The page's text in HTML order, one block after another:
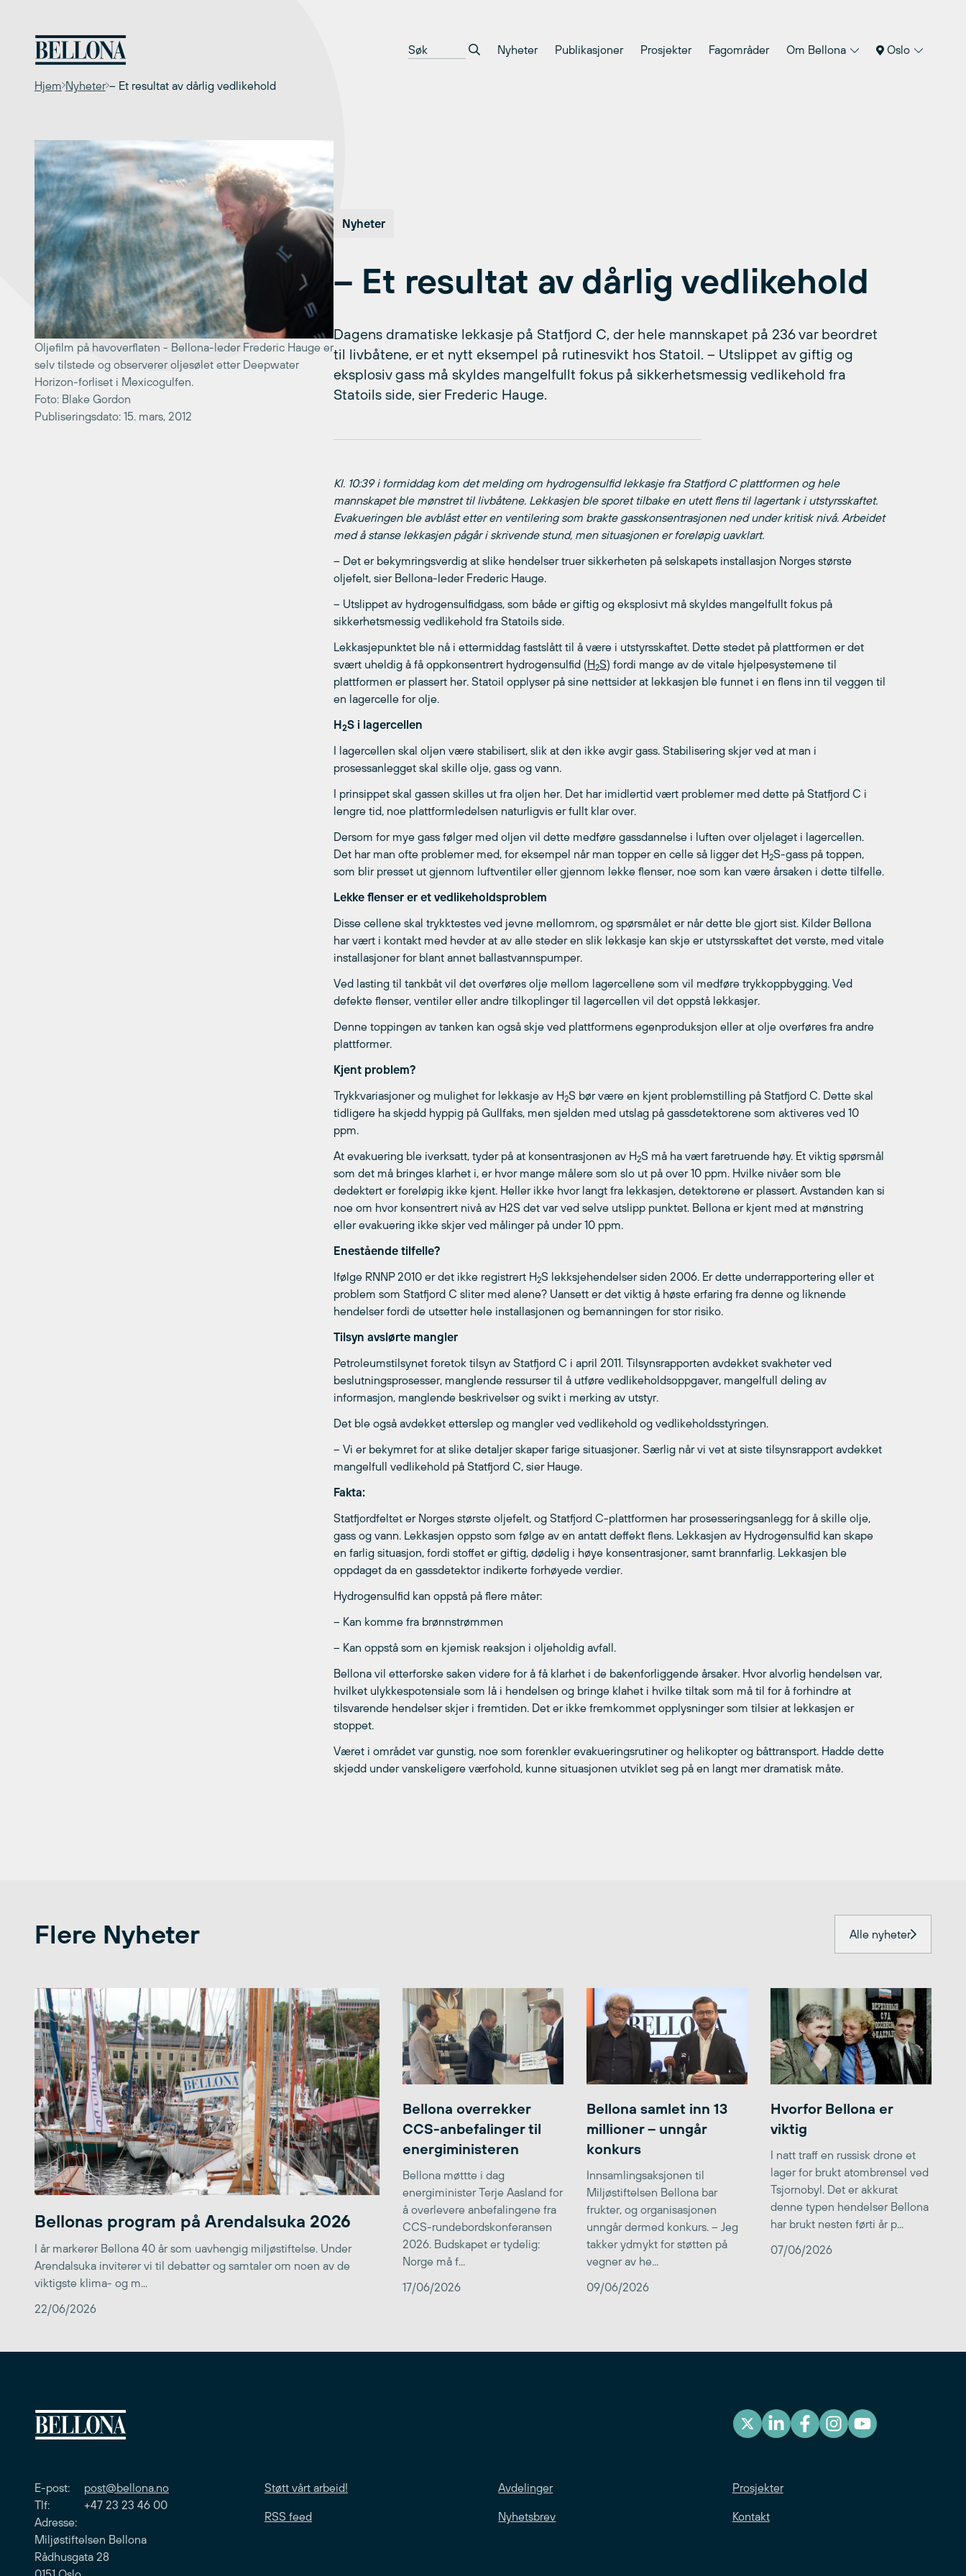
innhold
Nyheter Publikasjoner Prosjekter Fagområder Om Bellona Oslo
Hjem Nyheter – Et resultat av dårlig vedlikehold
Oljefilm på havoverflaten - Bellona-leder Frederic Hauge er
selv tilstede og observerer oljesølet etter Deepwater
Horizon-forliset i Mexicogulfen.
Foto: Blake Gordon
Publiseringsdato: 15. mars, 2012
Nyheter
– Et resultat av dårlig vedlikehold
Dagens dramatiske lekkasje på Statfjord C, der hele mannskapet på 236 var beordret
til livbåtene, er et nytt eksempel på rutinesvikt hos Statoil. – Utslippet av giftig og
eksplosiv gass må skyldes mangelfullt fokus på sikkerhetsmessig vedlikehold fra
Statoils side, sier Frederic Hauge.
Kl. 10:39 i formiddag kom det melding om hydrogensulfid lekkasje fra Statfjord C plattformen og hele
mannskapet ble mønstret til livbåtene. Lekkasjen ble sporet tilbake en utett flens til lagertank i utstyrsskaftet.
Evakueringen ble avblåst etter en ventilering som brakte gasskonsentrasjonen ned under kritisk nivå. Arbeidet
med å stanse lekkasjen pågår i skrivende stund, men situasjonen er foreløpig uavklart.
– Det er bekymringsverdig at slike hendelser truer sikkerheten på selskapets installasjon Norges største
oljefelt, sier Bellona-leder Frederic Hauge.
– Utslippet av hydrogensulfidgass, som både er giftig og eksplosivt må skyldes mangelfullt fokus på
sikkerhetsmessig vedlikehold fra Statoils side.
Lekkasjepunktet ble nå i ettermiddag fastslått til å være i utstyrsskaftet. Dette stedet på plattformen er det
svært uheldig å få oppkonsentrert hydrogensulfid (H2S) fordi mange av de vitale hjelpesystemene til
plattformen er plassert her. Statoil opplyser på sine nettsider at lekkasjen ble funnet i en flens inn til veggen til
en lagercelle for olje.
H2S i lagercellen
I lagercellen skal oljen være stabilisert, slik at den ikke avgir gass. Stabilisering skjer ved at man i
prosessanlegget skal skille olje, gass og vann.
I prinsippet skal gassen skilles ut fra oljen her. Det har imidlertid vært problemer med dette på Statfjord C i
lengre tid, noe plattformledelsen naturligvis er fullt klar over.
Dersom for mye gass følger med oljen vil dette medføre gassdannelse i luften over oljelaget i lagercellen.
Det har man ofte problemer med, for eksempel når man topper en celle så ligger det H2S-gass på toppen,
som blir presset ut gjennom luftventiler eller gjennom lekke flenser, noe som kan være årsaken i dette tilfelle.
Lekke flenser er et vedlikeholdsproblem
Disse cellene skal trykktestes ved jevne mellomrom, og spørsmålet er når dette ble gjort sist. Kilder Bellona
har vært i kontakt med hevder at av alle steder en slik lekkasje kan skje er utstyrsskaftet det verste, med vitale
installasjoner for blant annet ballastvannspumper.
Ved lasting til tankbåt vil det overføres olje mellom lagercellene som vil medføre trykkoppbygging. Ved
defekte flenser, ventiler eller andre tilkoplinger til lagercellen vil det oppstå lekkasjer.
Denne toppingen av tanken kan også skje ved plattformens egenproduksjon eller at olje overføres fra andre
plattformer.
Kjent problem?
Trykkvariasjoner og mulighet for lekkasje av H2S bør være en kjent problemstilling på Statfjord C. Dette skal
tidligere ha skjedd hyppig på Gullfaks, men sjelden med utslag på gassdetektorene som aktiveres ved 10
ppm.
At evakuering ble iverksatt, tyder på at konsentrasjonen av H2S må ha vært faretruende høy. Et viktig spørsmål
som det må bringes klarhet i, er hvor mange målere som slo ut på over 10 ppm. Hvilke nivåer som ble
dedektert er foreløpig ikke kjent. Heller ikke hvor langt fra lekkasjen, detektorene er plassert. Avstanden kan si
noe om hvor konsentrert nivå av H2S det var ved selve utslipp punktet. Bellona er kjent med at mønstring
eller evakuering ikke skjer ved målinger på under 10 ppm.
Enestående tilfelle?
Ifølge RNNP 2010 er det ikke registrert H2S lekksjehendelser siden 2006. Er dette underrapportering eller et
problem som Statfjord C sliter med alene? Uansett er det viktig å høste erfaring fra denne og liknende
hendelser fordi de utsetter hele installasjonen og bemanningen for stor risiko.
Tilsyn avslørte mangler
Petroleumstilsynet foretok tilsyn av Statfjord C i april 2011. Tilsynsrapporten avdekket svakheter ved
beslutningsprosesser, manglende ressurser til å utføre vedlikeholdsoppgaver, mangelfull deling av
informasjon, manglende beskrivelser og svikt i merking av utstyr.
Det ble også avdekket etterslep og mangler ved vedlikehold og vedlikeholdsstyringen.
– Vi er bekymret for at slike detaljer skaper farige situasjoner. Særlig når vi vet at siste tilsynsrapport avdekket
mangelfull vedlikehold på Statfjord C, sier Hauge.
Fakta:
Statfjordfeltet er Norges største oljefelt, og Statfjord C-plattformen har prosesseringsanlegg for å skille olje,
gass og vann. Lekkasjen oppsto som følge av en antatt deffekt flens. Lekkasjen av Hydrogensulfid kan skape
en farlig situasjon, fordi stoffet er giftig, dødelig i høye konsentrasjoner, samt brannfarlig. Lekkasjen ble
oppdaget da en gassdetektor indikerte forhøyede verdier.
Hydrogensulfid kan oppstå på flere måter:
– Kan komme fra brønnstrømmen
– Kan oppstå som en kjemisk reaksjon i oljeholdig avfall.
Bellona vil etterforske saken videre for å få klarhet i de bakenforliggende årsaker. Hvor alvorlig hendelsen var,
hvilket ulykkespotensiale som lå i hendelsen og bringe klahet i hvilke tiltak som må til for å forhindre at
tilsvarende hendelser skjer i fremtiden. Det er ikke fremkommet opplysninger som tilsier at lekkasjen er
stoppet.
Været i området var gunstig, noe som forenkler evakueringsrutiner og helikopter og båttransport. Hadde dette
skjedd under vanskeligere værfohold, kunne situasjonen utviklet seg på en langt mer dramatisk måte.
Flere Nyheter Alle nyheter
Bellonas program på Arendalsuka 2026
I år markerer Bellona 40 år som uavhengig miljøstiftelse. Under
Arendalsuka inviterer vi til debatter og samtaler om noen av de
viktigste klima- og m...
22/06/2026
Bellona overrekker
CCS-anbefalinger til
energiministeren
Bellona møttte i dag
energiminister Terje Aasland for
å overlevere anbefalingene fra
CCS-rundebordskonferansen
2026. Budskapet er tydelig:
Norge må f...
17/06/2026
Bellona samlet inn 13
millioner – unngår
konkurs
Innsamlingsaksjonen til
Miljøstiftelsen Bellona bar
frukter, og organisasjonen
unngår dermed konkurs. – Jeg
takker ydmykt for støtten på
vegner av he...
09/06/2026
Hvorfor Bellona er
viktig
I natt traff en russisk drone et
lager for brukt atombrensel ved
Tsjornobyl. Det er akkurat
denne typen hendelser Bellona
har brukt nesten førti år p...
07/06/2026
E-post: post@bellona.no
Tlf: +47 23 23 46 00
Adresse:
Miljøstiftelsen Bellona
Rådhusgata 28
Støtt vårt arbeid! Avdelinger Prosjekter
RSS feed Nyhetsbrev Kontakt